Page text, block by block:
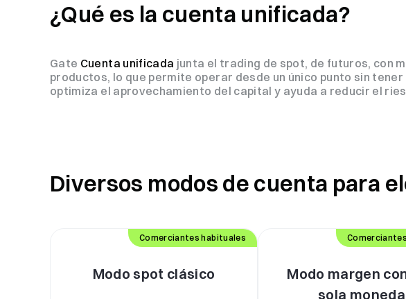
¿Qué es la cuenta unificada?
Gate Cuenta unificada junta el trading de spot, de futuros, con
productos, lo que permite operar desde un único punto sin
optimiza el aprovechamiento del capital y ayuda a reducir el
Diversos modos de cuenta para
Modo spot clásico
Comerciantes habituales
Modo margen
sola moneda